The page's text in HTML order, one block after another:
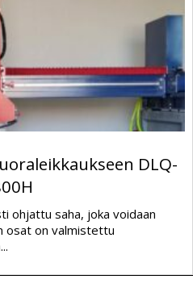
DLQ-
ohjattu saha, joka voidaan
osat on valmistettu